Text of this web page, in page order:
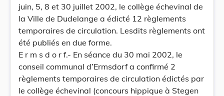
juin, 5, 8 et 30 juillet 2002, le collège échevinal de
la Ville de Dudelange a édicté 12 règlements
temporaires de circulation. Lesdits règlements ont
été publiés en due forme.
E r m s d o r f.- En séance du 30 mai 2002, le
conseil communal d’Ermsdorf a confirmé 2
règlements temporaires de circulation édictés par
le collège échevinal (concours hippique à Stegen